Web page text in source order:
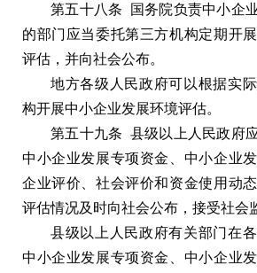
第五十八条 国务院负责中小企
的部门应当委托第三方机构定期开
评估，并向社会公布。
地方各级人民政府可以根据实
构开展中小企业发展环境评估。
第五十九条 县级以上人民政府
中小企业发展专项资金、中小企业
企业评价、社会评价和资金使用动
评估情况及时向社会公布，接受社会
县级以上人民政府有关部门在
中小企业发展专项资金、中小企业